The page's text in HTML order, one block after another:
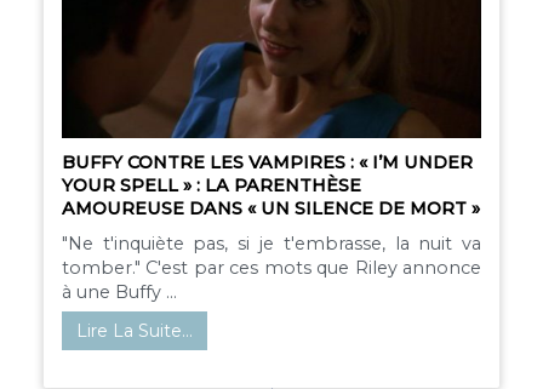
BUFFY CONTRE LES VAMPIRES : « I’M UNDER
YOUR SPELL » : LA PARENTHÈSE
AMOUREUSE DANS « UN SILENCE DE MORT »
"Ne t'inquiète pas, si je t'embrasse, la nuit va
tomber." C'est par ces mots que Riley annonce
à une Buffy ...
Lire La Suite…